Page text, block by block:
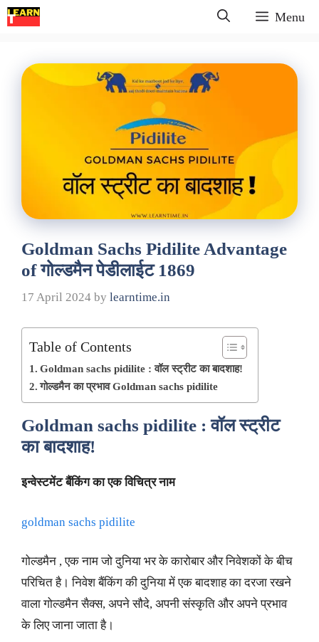
Skip
to
Menu
Goldman Sachs Pidilite Advantage
of गोल्डमैन पेडीलाईट 1869
17 April 2024 by learntime.in
Table of Contents
Goldman sachs pidilite : वॉल स्ट्रीट का बादशाह!
गोल्डमैन का प्रभाव Goldman sachs pidilite
Goldman sachs pidilite :वॉल स्ट्रीट
का बादशाह!
इन्वेस्टमेंट बैंकिंग का एक विचित्र नाम
goldman sachs pidilite
गोल्डमैन , एक नाम जो दुनिया भर के कारोबार और निवेशकों के बीच
परिचित है। निवेश बैंकिंग की दुनिया में एक बादशाह का दरजा रखने
वाला गोल्डमैन सैक्स, अपने सौदे, अपनी संस्कृति और अपने प्रभाव
के लिए जाना जाता है।